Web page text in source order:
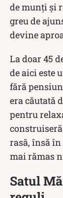
de munți și
greu de
devine
La doar 45
de aici este
fără
era căutată
pentru
rasă, însă
mai rămas
Satul